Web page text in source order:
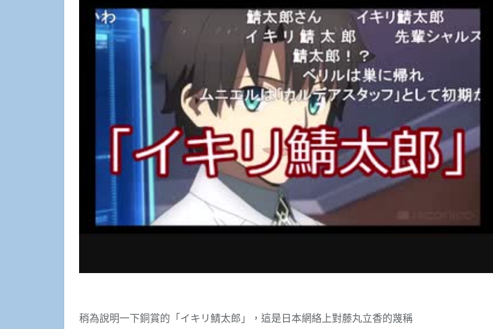
稍為說明一下銅賞的「イキリ鯖太郎」，這是日本網絡上對藤丸立香的蔑稱